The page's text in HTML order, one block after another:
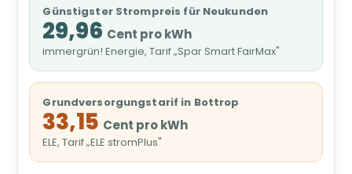
Günstigster Strompreis für Neukunden
29,96 Cent pro kWh
immergrün! Energie, Tarif „Spar Smart FairMax"
Grundversorgungstarif in Bottrop
33,15 Cent pro kWh
ELE, Tarif „ELE stromPlus"